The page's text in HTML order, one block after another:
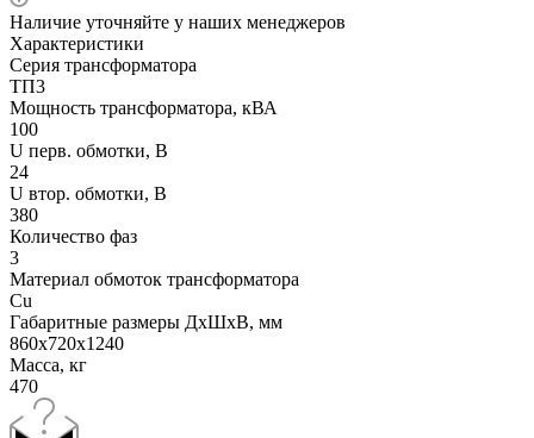
Наличие уточняйте у наших менеджеров
Характеристики
Серия трансформатора
ТП3
Мощность трансформатора, кВА
100
U перв. обмотки, В
24
U втор. обмотки, В
380
Количество фаз
3
Материал обмоток трансформатора
Cu
Габаритные размеры ДхШхВ, мм
860x720x1240
Масса, кг
470